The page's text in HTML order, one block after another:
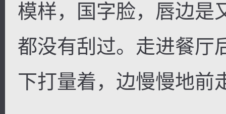
模样，国字脸，唇边是
都没有刮过。走进餐厅
下打量着，边慢慢地前